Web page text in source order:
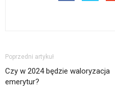
Poprzedni artykuł
Czy w 2024 będzie waloryzacja
emerytur?